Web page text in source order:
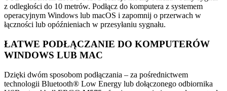
z odległości do 10 metrów. Podłącz do komputera z systemem
operacyjnym Windows lub macOS i zapomnij o przerwach w
łączności lub opóźnieniach w przesyłaniu sygnału.
ŁATWE PODŁĄCZANIE DO KOMPUTERÓW
WINDOWS LUB MAC
Dzięki dwóm sposobom podłączania – za pośrednictwem
technologii Bluetooth® Low Energy lub dołączonego odbiornika